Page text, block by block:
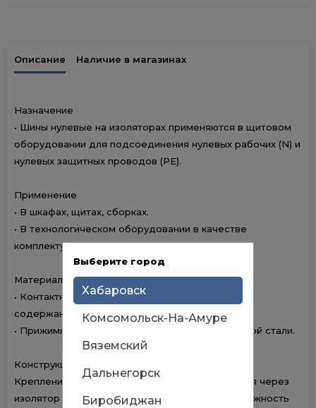
Описание Наличие в магазинах
Назначение
• Шины нулевые на изоляторах применяются в щитовом
оборудовании для подсоединения нулевых рабочих (N) и
нулевых защитных проводов (РЕ).
Применение
• В шкафах, щитах, сборках.
• В технологическом оборудовании в качестве
комплектующих.
Материалы
• Контактная группа шин изготовлена из латуни с
содержанием меди не менее 57%.
• Прижимные винты изготовлены из оцинкованной стали.
Конструкция
Крепление шин на поверхность осуществляется через
изолятор нулевой шины. Изоляторы дают возможность
Выберите город
Хабаровск
Комсомольск-На-Амуре
Вяземский
Дальнегорск
Биробиджан